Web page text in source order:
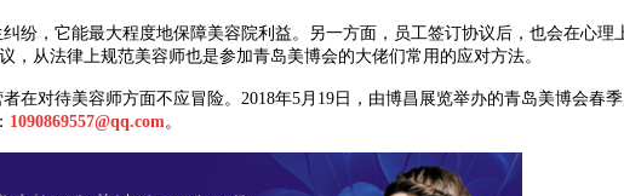
纷，它能最大程度地保障美容院利益。另一方面，员工签订协议后，也会在心
从法律上规范美容师也是参加青岛美博会的大佬们常用的应对方法。
在对待美容师方面不应冒险。2018年5月19日，由博昌展览举办的青岛美博会春
1090869557@qq.com 。